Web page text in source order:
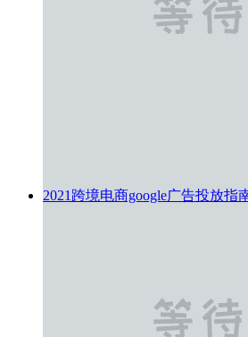
2021跨境电商google广告投放指